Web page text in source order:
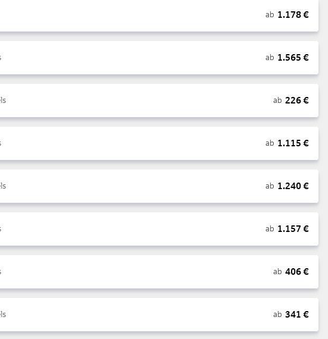
ab 1.178€
ab 1.565 €
ab 226€
ab 1.115 €
ab 1.240€
ab 1.157 €
ab 406€
ab 341 €